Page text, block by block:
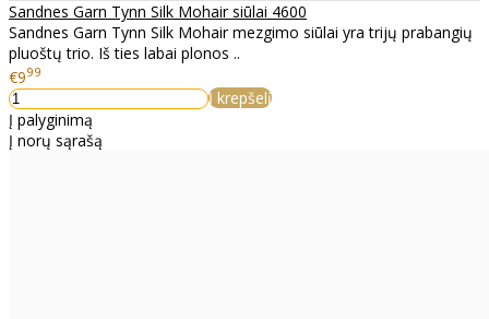
Sandnes Garn Tynn Silk Mohair siūlai 4600
Sandnes Garn Tynn Silk Mohair mezgimo siūlai yra trijų prabangių
pluoštų trio. Iš ties labai plonos ..
€999
Į krepšelį
Į palyginimą
Į norų sąrašą